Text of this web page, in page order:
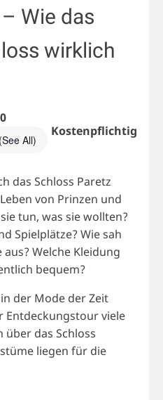
Wie das
wirklich
(See All)
Kostenpflichtig
das Schloss Paretz
von Prinzen und
tun, was sie wollten?
Spielplätze? Wie sah
Welche Kleidung
bequem?
der Mode der Zeit
Entdeckungstour viele
über das Schloss
liegen für die